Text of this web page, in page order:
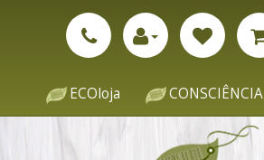
ECOloja CONSCIÊNCIA